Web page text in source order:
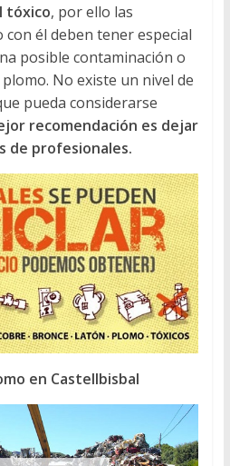
tóxico, por ello las
él deben tener especial
posible contaminación o
No existe un nivel de
pueda considerarse
recomendación es dejar
de profesionales.
en Castellbisbal